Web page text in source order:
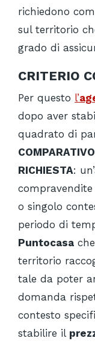
richiedono
sul territorio
grado di
CRITERIO
Per questo l’
dopo aver
quadrato di
COMPARATIVO
RICHIESTA:
o singolo
periodo di
Puntocasa
territorio
tale da poter
domanda
contesto
stabilire il